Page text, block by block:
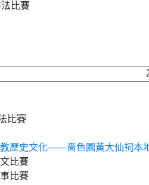
比賽
比賽
歷史文化——嗇色園黃大仙祠本
比賽
比賽